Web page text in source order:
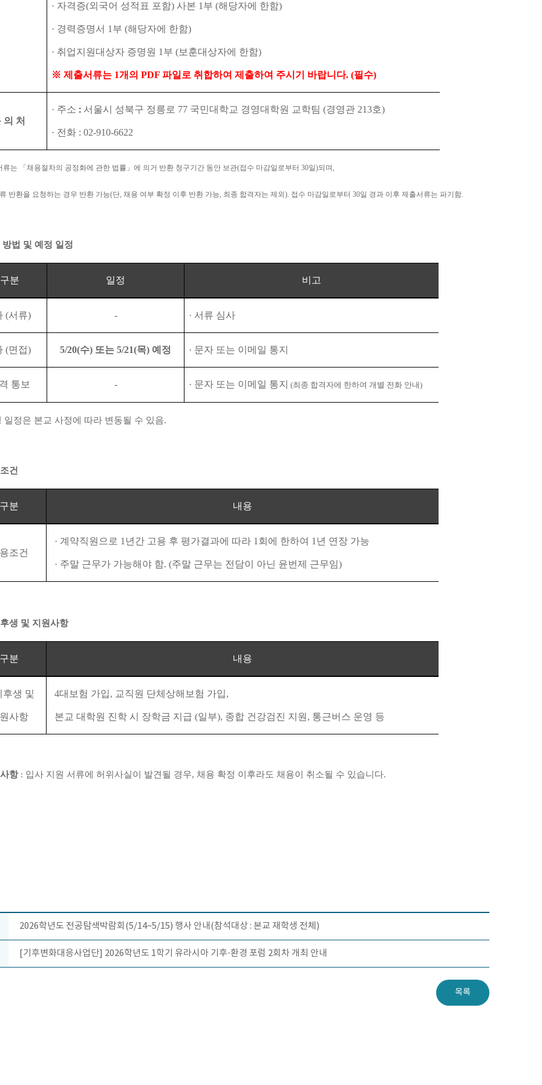
· 자격증(외국어 성적표 포함) 사본 1 부 (해당자에 한함)
· 경력증명서 1 부 (해당자에 한함)
· 취업지원대상자 증명원 1 부 (보훈대상자에 한함)
※ 제출서류는 1개의 PDF 파일로 취합하여 제출하여 주시기 바랍니다. (필수)
의 처
· 주소 : 서울시 성북구 정릉로 77 국민대학교 경영대학원 교학팀 (경영관 213호)
· 전화 : 02-910-6622
류는 「 채용절차의 공정화에 관한 법률 」 에 의거 반환 청구기간 동안 보관(접수 마감일로부터 30일 )되며,
반환을 요청하는 경우 반환 가능(단, 채용 여부 확정 이후 반환 가능, 최종 합격자는 제외 ). 접수 마감일로부터 30일 경과 이후 제출서류는 파기함.
방법 및 예정 일정
구분 일정 비고
(서류) - · 서류 심사
(면접) 5/20(수) 또는 5/21(목) 예정 · 문자 또는 이메일 통지
통보 - · 문자 또는 이메일 통지 (최종 합격자에 한하여 개별 전화 안내)
일정은 본교 사정에 따라 변동될 수 있음.
건
구분 내용
조건
· 계약직원으로 1 년간 고용 후 평가결과에 따라 1 회에 한하여 1 년 연장 가능
· 주말 근무가 가능해야 함. (주말 근무는 전담이 아닌 윤번제 근무임)
생 및 지원사항
구분 내용
후생 및
사항
4대보험 가입, 교직원 단체상해보험 가입,
본교 대학원 진학 시 장학금 지급(일부), 종합 건강검진 지원 , 통근버스 운영 등
항: 입사 지원 서류에 허위사실이 발견될 경우, 채용 확정 이후라도 채용이 취소될 수 있습니다.
2026학년도 전공탐색박람회(5/14~5/15) 행사 안내(참석대상 : 본교 재학생 전체)
[기후변화대응사업단] 2026학년도 1학기 유라시아 기후·환경 포럼 2회차 개최 안내
목록